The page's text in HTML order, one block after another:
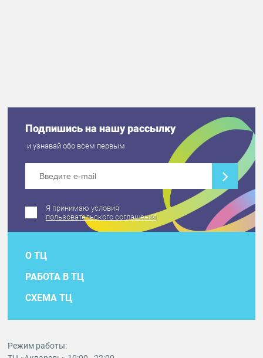
Подпишись на нашу рассылку
и узнавай обо всем первым
Я принимаю условия
пользовательского соглашения
О ТЦ
РАБОТА В ТЦ
СХЕМА ТЦ
Режим работы: